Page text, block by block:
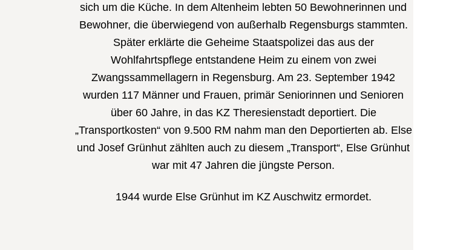
sich um die Küche. In dem Altenheim lebten 50 Bewohnerinnen und
Bewohner, die überwiegend von außerhalb Regensburgs stammten.
Später erklärte die Geheime Staatspolizei das aus der
Wohlfahrtspflege entstandene Heim zu einem von zwei
Zwangssammellagern in Regensburg. Am 23. September 1942
wurden 117 Männer und Frauen, primär Seniorinnen und Senioren
über 60 Jahre, in das KZ Theresienstadt deportiert. Die
„Transportkosten“ von 9.500 RM nahm man den Deportierten ab. Else
und Josef Grünhut zählten auch zu diesem „Transport“, Else Grünhut
war mit 47 Jahren die jüngste Person.
1944 wurde Else Grünhut im KZ Auschwitz ermordet.